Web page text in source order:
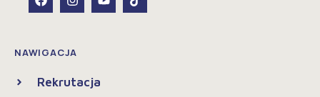
NAWIGACJA
Rekrutacja